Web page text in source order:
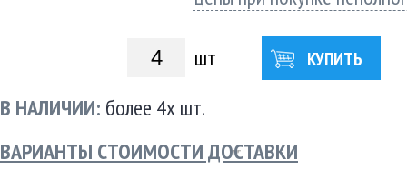
шт КУПИТЬ
В НАЛИЧИИ: более 4х шт.
ВАРИАНТЫ СТОИМОСТИ ДОСТАВКИ